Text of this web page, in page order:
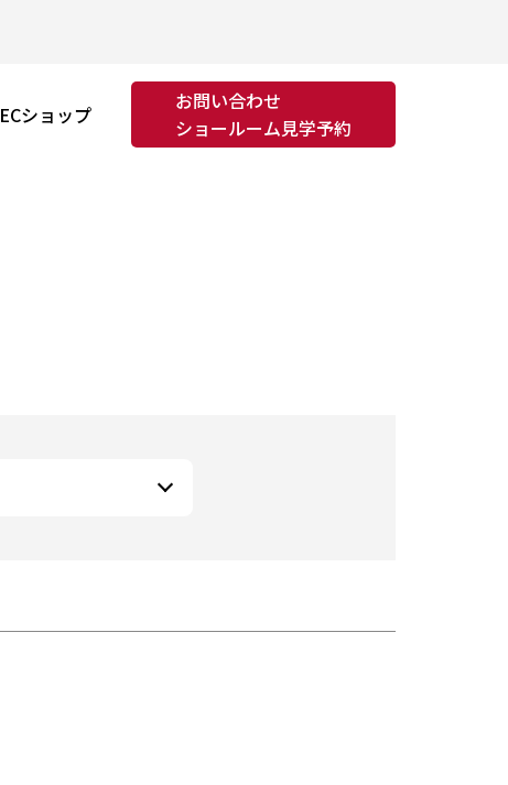
ECショップ
お問い合わせ
ショールーム見学予約